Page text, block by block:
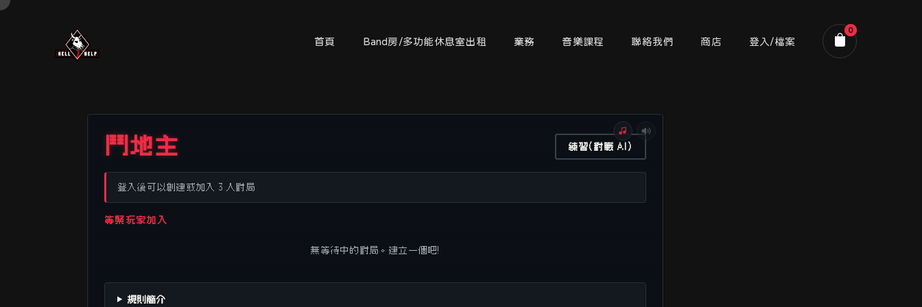
首頁 Band房/多功能休息室出租 業務 音樂課程 聯絡我們 商店 登入/檔案
0
鬥地主 練習(對戰 AI)
登入後可以創建或加入 3 人對局
等緊玩家加入
無等待中的對局。建立一個吧!
規則簡介